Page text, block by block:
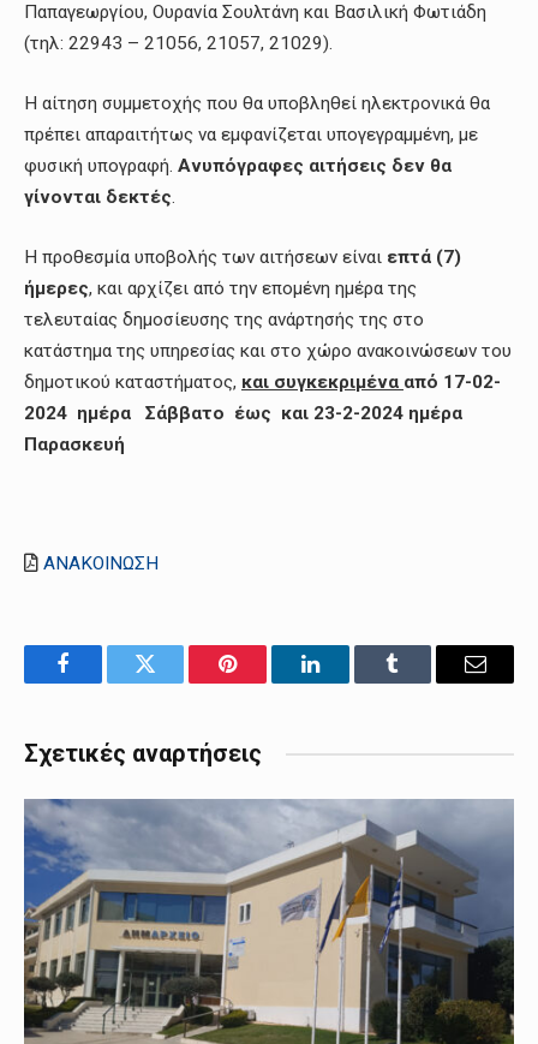
Παπαγεωργίου, Ουρανία Σουλτάνη και Βασιλική Φωτιάδη
(τηλ: 22943 – 21056, 21057, 21029).
Η αίτηση συμμετοχής που θα υποβληθεί ηλεκτρονικά θα
πρέπει απαραιτήτως να εμφανίζεται υπογεγραμμένη, με
φυσική υπογραφή. Ανυπόγραφες αιτήσεις δεν θα
γίνονται δεκτές.
Η προθεσμία υποβολής των αιτήσεων είναι επτά (7)
ήμερες, και αρχίζει από την επομένη ημέρα της
τελευταίας δημοσίευσης της ανάρτησής της στο
κατάστημα της υπηρεσίας και στο χώρο ανακοινώσεων του
δημοτικού καταστήματος, και συγκεκριμένα από 17-02-
2024 ημέρα Σάββατο έως και 23-2-2024 ημέρα
Παρασκευή
ΑΝΑΚΟΙΝΩΣΗ
FacebookTwitter Pinterest LinkedInTumblr Email
Σχετικές αναρτήσεις